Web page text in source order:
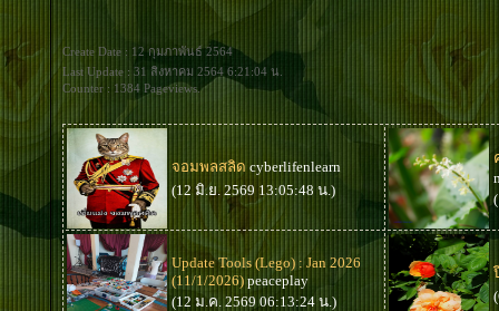
Create Date : 12 กุมภาพันธ์ 2564
Last Update : 31 สิงหาคม 2564 6:21:04 น.
Counter : 1384 Pageviews.
จอมพลสลิด cyberlifenlearn
(12 มิ.ย. 2569 13:05:48 น.)
Update Tools (Lego) : Jan 2026
(11/1/2026) peaceplay
(12 ม.ค. 2569 06:13:24 น.)